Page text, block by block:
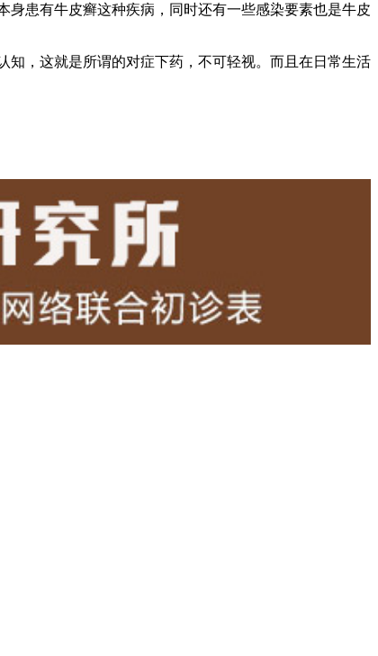
患有牛皮癣这种疾病，同时还有一些感染要素也是牛皮
，这就是所谓的对症下药，不可轻视。而且在日常生活